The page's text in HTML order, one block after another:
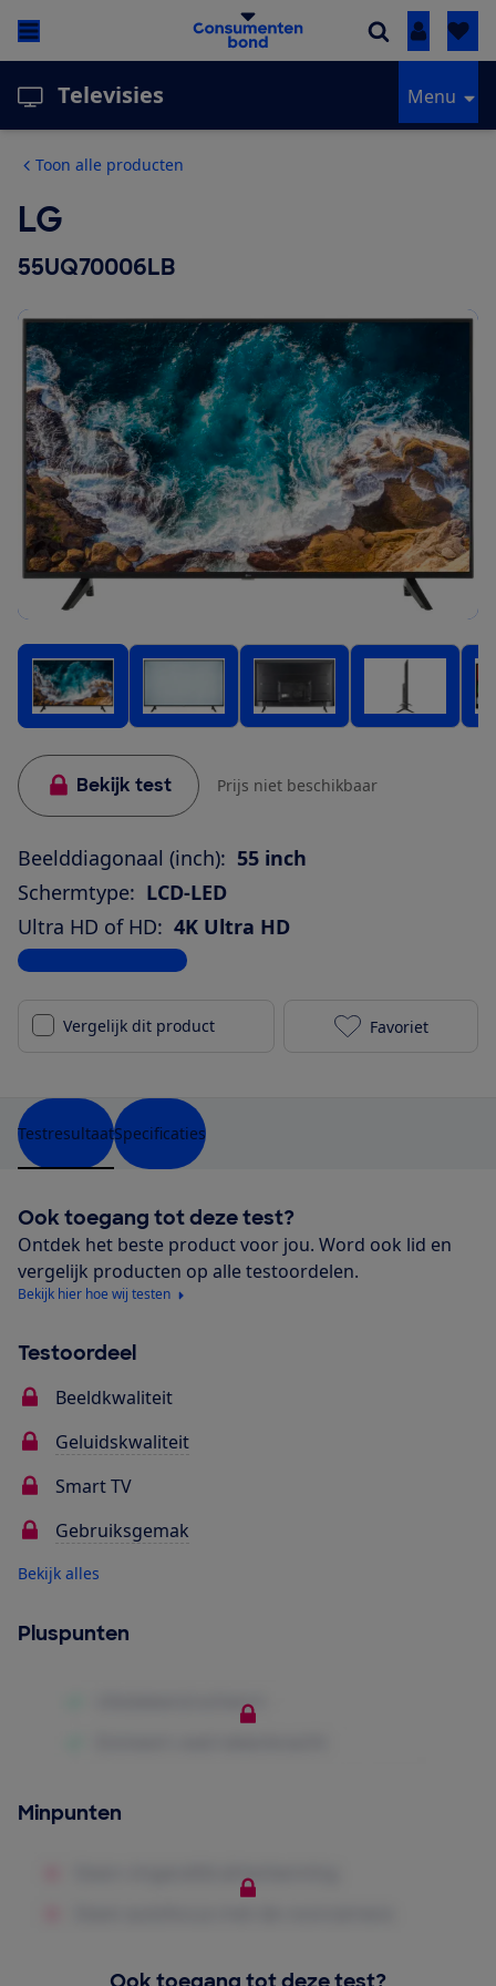
Inloggen
Televisies Menu
Toon alle producten
LG
55UQ70006LB
Bekijk test Prijs niet beschikbaar
Beelddiagonaal (inch): 55 inch
Schermtype: LCD-LED
Ultra HD of HD: 4K Ultra HD
Bekijk alle specificaties
Vergelijk dit product LG
Favoriet
TestresultaatSpecificaties
Ook toegang tot deze test?
Ontdek het beste product voor jou. Word ook lid en
vergelijk producten op alle testoordelen.
Bekijk hier hoe wij testen
Testoordeel
Beeldkwaliteit
Geluidskwaliteit
Smart TV
Gebruiksgemak
Bekijk alles
Pluspunten
Minpunten